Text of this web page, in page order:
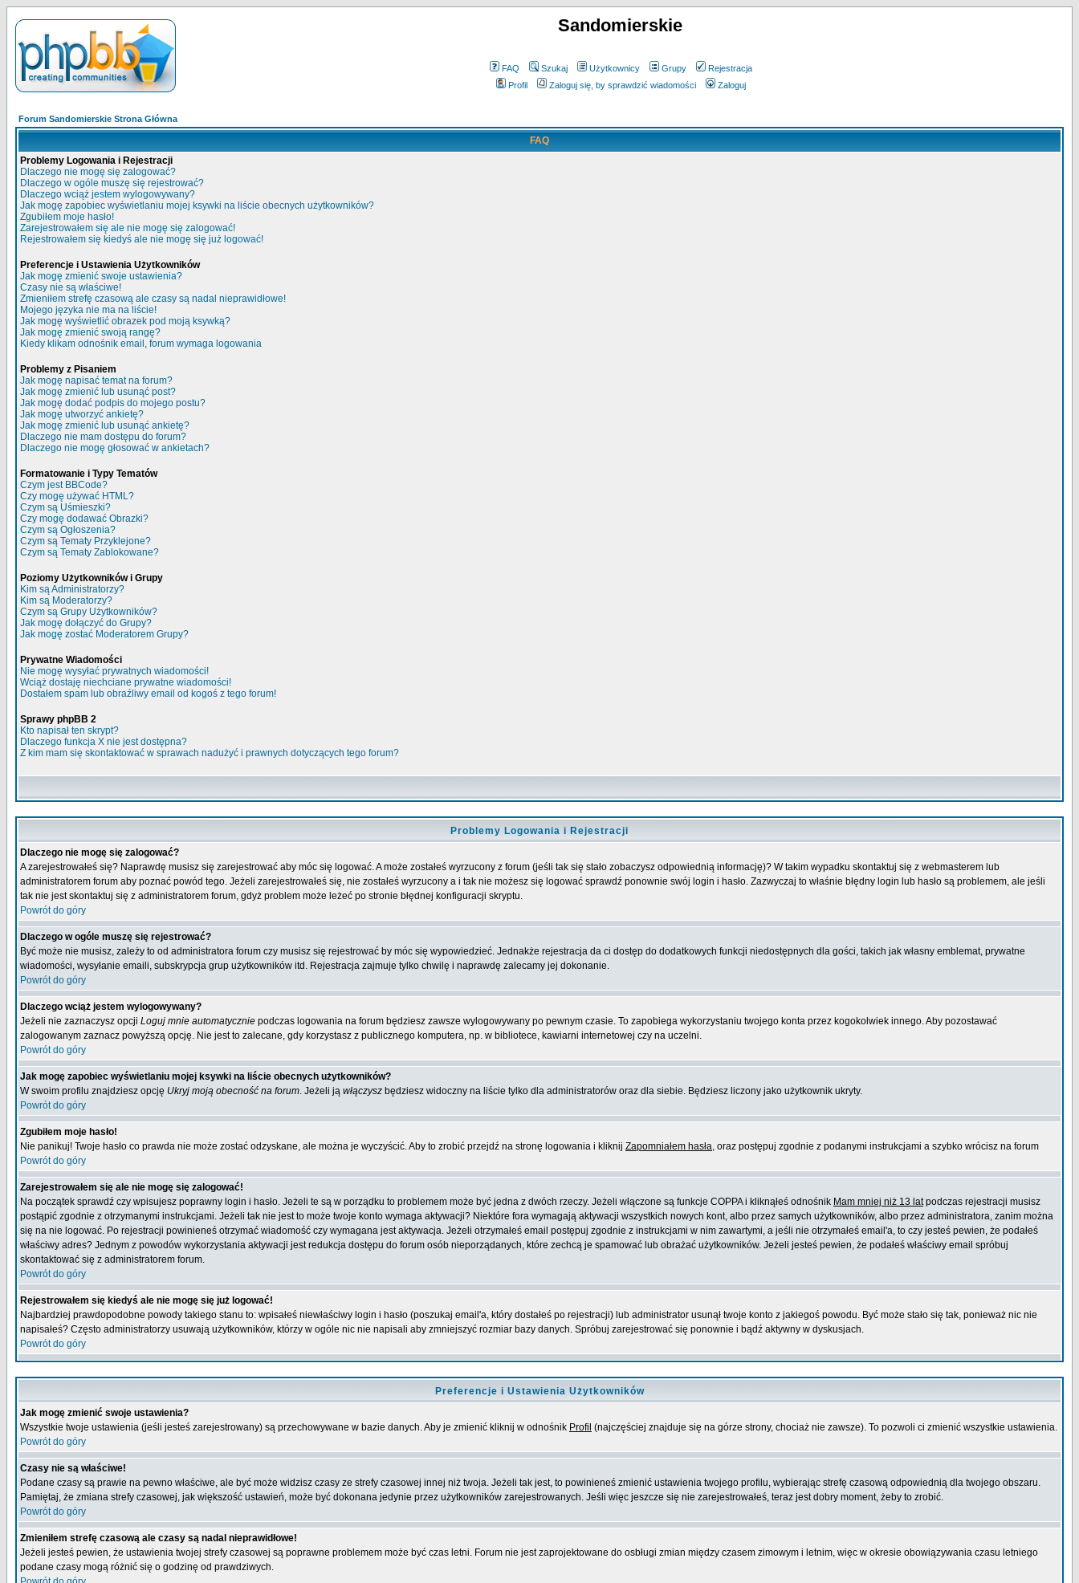
Sandomierskie
FAQ Szukaj Użytkownicy Grupy
Rejestracja
Profil
Zaloguj się, by sprawdzić wiadomości Zaloguj
Forum Sandomierskie Strona Główna
FAQ
Problemy Logowania i Rejestracji
Dlaczego nie mogę się zalogować?
Dlaczego w ogóle muszę się rejestrować?
Dlaczego wciąż jestem wylogowywany?
Jak mogę zapobiec wyświetlaniu mojej ksywki na liście obecnych użytkowników?
Zgubiłem moje hasło!
Zarejestrowałem się ale nie mogę się zalogować!
Rejestrowałem się kiedyś ale nie mogę się już logować!
Preferencje i Ustawienia Użytkowników
Jak mogę zmienić swoje ustawienia?
Czasy nie są właściwe!
Zmieniłem strefę czasową ale czasy są nadal nieprawidłowe!
Mojego języka nie ma na liście!
Jak mogę wyświetlić obrazek pod moją ksywką?
Jak mogę zmienić swoją rangę?
Kiedy klikam odnośnik email, forum wymaga logowania
Problemy z Pisaniem
Jak mogę napisać temat na forum?
Jak mogę zmienić lub usunąć post?
Jak mogę dodać podpis do mojego postu?
Jak mogę utworzyć ankietę?
Jak mogę zmienić lub usunąć ankietę?
Dlaczego nie mam dostępu do forum?
Dlaczego nie mogę głosować w ankietach?
Formatowanie i Typy Tematów
Czym jest BBCode?
Czy mogę używać HTML?
Czym są Uśmieszki?
Czy mogę dodawać Obrazki?
Czym są Ogłoszenia?
Czym są Tematy Przyklejone?
Czym są Tematy Zablokowane?
Poziomy Użytkowników i Grupy
Kim są Administratorzy?
Kim są Moderatorzy?
Czym są Grupy Użytkowników?
Jak mogę dołączyć do Grupy?
Jak mogę zostać Moderatorem Grupy?
Prywatne Wiadomości
Nie mogę wysyłać prywatnych wiadomości!
Wciąż dostaję niechciane prywatne wiadomości!
Dostałem spam lub obraźliwy email od kogoś z tego forum!
Sprawy phpBB 2
Kto napisał ten skrypt?
Dlaczego funkcja X nie jest dostępna?
Z kim mam się skontaktować w sprawach nadużyć i prawnych dotyczących tego forum?
Problemy Logowania i Rejestracji
Dlaczego nie mogę się zalogować?
A zarejestrowałeś się? Naprawdę musisz się zarejestrować aby móc się logować. A może zostałeś wyrzucony z forum (jeśli tak się stało zobaczysz odpowiednią informację)? W takim wypadku skontaktuj się z webmasterem lub
administratorem forum aby poznać powód tego. Jeżeli zarejestrowałeś się, nie zostałeś wyrzucony a i tak nie możesz się logować sprawdź ponownie swój login i hasło. Zazwyczaj to właśnie błędny login lub hasło są problemem, ale jeśli
tak nie jest skontaktuj się z administratorem forum, gdyż problem może leżeć po stronie błędnej konfiguracji skryptu.
Powrót do góry
Dlaczego w ogóle muszę się rejestrować?
Być może nie musisz, zależy to od administratora forum czy musisz się rejestrować by móc się wypowiedzieć. Jednakże rejestracja da ci dostęp do dodatkowych funkcji niedostępnych dla gości, takich jak własny emblemat, prywatne
wiadomości, wysyłanie emaili, subskrypcja grup użytkowników itd. Rejestracja zajmuje tylko chwilę i naprawdę zalecamy jej dokonanie.
Powrót do góry
Dlaczego wciąż jestem wylogowywany?
Jeżeli nie zaznaczysz opcji Loguj mnie automatycznie podczas logowania na forum będziesz zawsze wylogowywany po pewnym czasie. To zapobiega wykorzystaniu twojego konta przez kogokolwiek innego. Aby pozostawać
zalogowanym zaznacz powyższą opcję. Nie jest to zalecane, gdy korzystasz z publicznego komputera, np. w bibliotece, kawiarni internetowej czy na uczelni.
Powrót do góry
Jak mogę zapobiec wyświetlaniu mojej ksywki na liście obecnych użytkowników?
W swoim profilu znajdziesz opcję Ukryj moją obecność na forum. Jeżeli ją włączysz będziesz widoczny na liście tylko dla administratorów oraz dla siebie. Będziesz liczony jako użytkownik ukryty.
Powrót do góry
Zgubiłem moje hasło!
Nie panikuj! Twoje hasło co prawda nie może zostać odzyskane, ale można je wyczyścić. Aby to zrobić przejdź na stronę logowania i kliknij Zapomniałem hasła, oraz postępuj zgodnie z podanymi instrukcjami a szybko wrócisz na forum
Powrót do góry
Zarejestrowałem się ale nie mogę się zalogować!
Na początek sprawdź czy wpisujesz poprawny login i hasło. Jeżeli te są w porządku to problemem może być jedna z dwóch rzeczy. Jeżeli włączone są funkcje COPPA i kliknąłeś odnośnik Mam mniej niż 13 latpodczas rejestracji musisz
postąpić zgodnie z otrzymanymi instrukcjami. Jeżeli tak nie jest to może twoje konto wymaga aktywacji? Niektóre fora wymagają aktywacji wszystkich nowych kont, albo przez samych użytkowników, albo przez administratora, zanim można
się na nie logować. Po rejestracji powinieneś otrzymać wiadomość czy wymagana jest aktywacja. Jeżeli otrzymałeś email postępuj zgodnie z instrukcjami w nim zawartymi, a jeśli nie otrzymałeś email'a, to czy jesteś pewien, że podałeś
właściwy adres? Jednym z powodów wykorzystania aktywacji jest redukcja dostępu do forum osób nieporządanych, które zechcą je spamować lub obrażać użytkowników. Jeżeli jesteś pewien, że podałeś właściwy email spróbuj
skontaktować się z administratorem forum.
Powrót do góry
Rejestrowałem się kiedyś ale nie mogę się już logować!
Najbardziej prawdopodobne powody takiego stanu to: wpisałeś niewłaściwy login i hasło (poszukaj email'a, który dostałeś po rejestracji) lub administrator usunął twoje konto z jakiegoś powodu. Być może stało się tak, ponieważ nic nie
napisałeś? Często administratorzy usuwają użytkowników, którzy w ogóle nic nie napisali aby zmniejszyć rozmiar bazy danych. Spróbuj zarejestrować się ponownie i bądź aktywny w dyskusjach.
Powrót do góry
Preferencje i Ustawienia Użytkowników
Jak mogę zmienić swoje ustawienia?
Wszystkie twoje ustawienia (jeśli jesteś zarejestrowany) są przechowywane w bazie danych. Aby je zmienić kliknij w odnośnik Profil (najczęściej znajduje się na górze strony, chociaż nie zawsze). To pozwoli ci zmienić wszystkie ustawienia.
Powrót do góry
Czasy nie są właściwe!
Podane czasy są prawie na pewno właściwe, ale być może widzisz czasy ze strefy czasowej innej niż twoja. Jeżeli tak jest, to powinieneś zmienić ustawienia twojego profilu, wybierając strefę czasową odpowiednią dla twojego obszaru.
Pamiętaj, że zmiana strefy czasowej, jak większość ustawień, może być dokonana jedynie przez użytkowników zarejestrowanych. Jeśli więc jeszcze się nie zarejestrowałeś, teraz jest dobry moment, żeby to zrobić.
Powrót do góry
Zmieniłem strefę czasową ale czasy są nadal nieprawidłowe!
Jeżeli jesteś pewien, że ustawienia twojej strefy czasowej są poprawne problemem może być czas letni. Forum nie jest zaprojektowane do osbługi zmian między czasem zimowym i letnim, więc w okresie obowiązywania czasu letniego
podane czasy mogą różnić się o godzinę od prawdziwych.